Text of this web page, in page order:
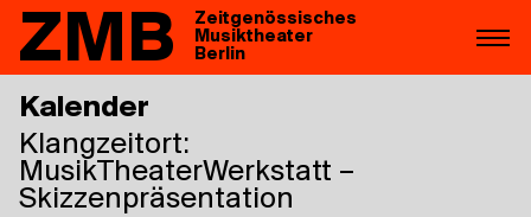
ZMB
Zeitgenössisches
Musiktheater
Berlin
Kalender
Klangzeitort:
Musik­Thea­ter­Werk­statt –
Skizzenpräsentation